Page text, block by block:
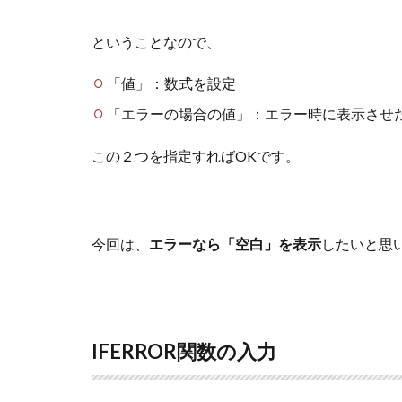
ということなので、
「値」：数式を設定
「エラーの場合の値」：エラー時に表示させ
この２つを指定すればOKです。
今回は、 エラーなら「空白」を表示したいと思
IFERROR関数の入力